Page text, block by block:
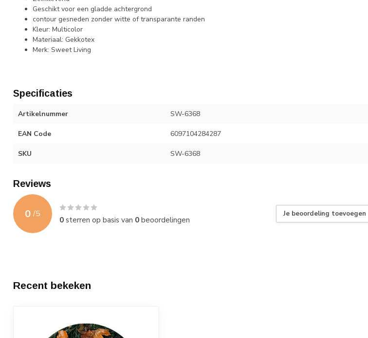
Geschikt voor een gladde achtergrond
contour gesneden zonder witte of transparante randen
Kleur: Multicolor
Materiaal: Gekkotex
Merk: Sweet Living
Specificaties
Artikelnummer SW-6368
EAN Code 6097104284287
SKU SW-6368
Reviews
0 /5
0sterren op basis van 0beoordelingen
Je beoordeling toevoegen
Recent bekeken